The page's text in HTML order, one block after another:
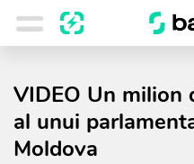
VIDEO Un milion
al unui
Moldova